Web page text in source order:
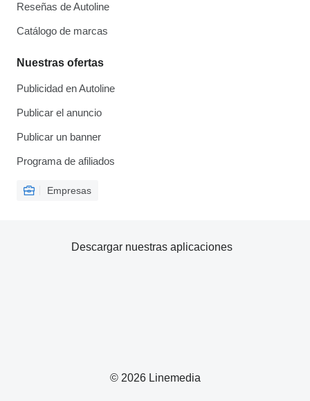
Reseñas de Autoline
Catálogo de marcas
Nuestras ofertas
Publicidad en Autoline
Publicar el anuncio
Publicar un banner
Programa de afiliados
Empresas
© 2026 Linemedia
Descargar nuestras aplicaciones